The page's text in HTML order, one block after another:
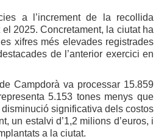
a l’increment de la recollida
2025. Concretament, la ciutat ha
xifres més elevades registrades
de l’anterior exercici en
Campdorà va processar 15.859
5.153 tones menys que
disminució significativa dels costos
un estalvi d’1,2 milions d’euros, i
a la ciutat.